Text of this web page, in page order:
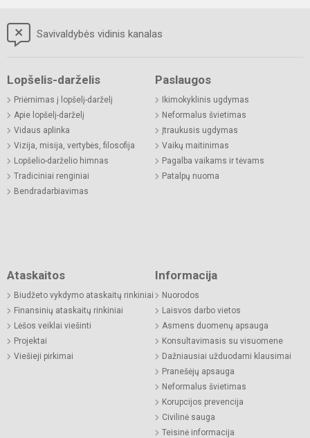
Savivaldybės vidinis kanalas
Lopšelis-darželis
Priėmimas į lopšelį-darželį
Apie lopšelį-darželį
Vidaus aplinka
Vizija, misija, vertybės, filosofija
Lopšelio-darželio himnas
Tradiciniai renginiai
Bendradarbiavimas
Paslaugos
Ikimokyklinis ugdymas
Neformalus švietimas
Įtraukusis ugdymas
Vaikų maitinimas
Pagalba vaikams ir tėvams
Patalpų nuoma
Ataskaitos
Biudžeto vykdymo ataskaitų rinkiniai
Finansinių ataskaitų rinkiniai
Lėšos veiklai viešinti
Projektai
Viešieji pirkimai
Informacija
Nuorodos
Laisvos darbo vietos
Asmens duomenų apsauga
Konsultavimasis su visuomene
Dažniausiai užduodami klausimai
Pranešėjų apsauga
Neformalus švietimas
Korupcijos prevencija
Civilinė sauga
Teisinė informacija